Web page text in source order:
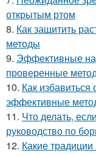
открытым ртом
8. Как защитить
методы
9. Эффективные
проверенные
10. Как
эффективные
11. Что делать,
руководство по
12. Какие